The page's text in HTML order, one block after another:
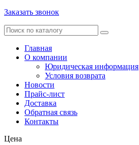
Заказать звонок
Главная
О компании
Юридическая информация
Условия возврата
Новости
Прайс-лист
Доставка
Обратная связь
Контакты
Цена